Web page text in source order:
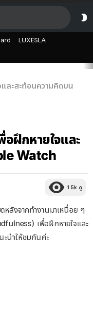
LUXESLA
ละสะท้อนความคิดบน
อฝึกหายใจและ
Watch
1.5k ดู
หลังจากทำงานมาเหนื่อย ๆ
เพื่อฝึกหายใจและ
นำให้ชมกันค่ะ